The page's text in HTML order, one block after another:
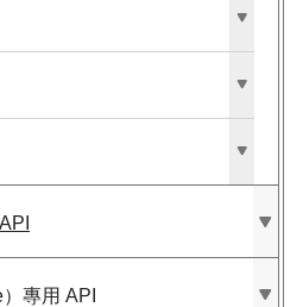
專用 API